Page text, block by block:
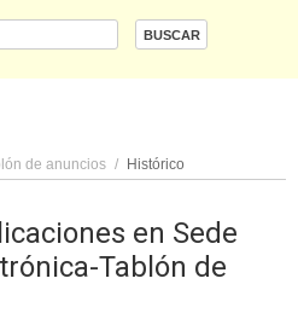
de anuncios / Histórico
en Sede
Tablón de